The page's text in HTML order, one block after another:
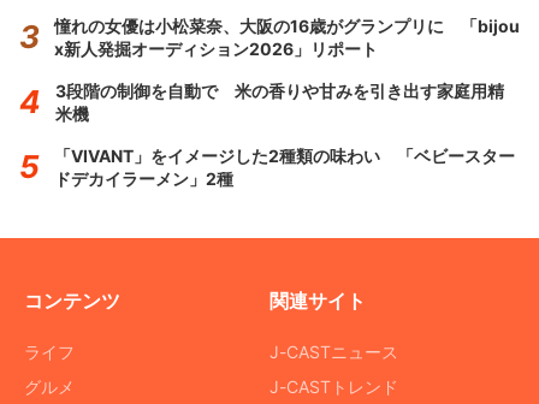
憧れの女優は小松菜奈、大阪の16歳がグランプリに 「bijou
x新人発掘オーディション2026」リポート
3段階の制御を自動で 米の香りや甘みを引き出す家庭用精
米機
「VIVANT」をイメージした2種類の味わい 「ベビースター
ドデカイラーメン」2種
コンテンツ
ライフ
グルメ
関連サイト
J-CASTニュース
J-CASTトレンド